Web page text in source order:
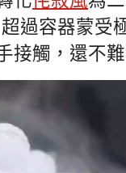
過容器蒙受
接觸，還不